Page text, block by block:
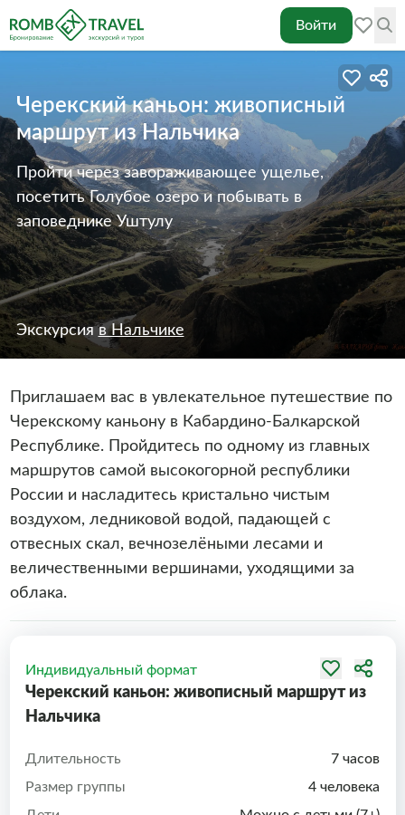
Войти
Черекский каньон: живописный
маршрут из Нальчика
Пройти через завораживающее ущелье,
посетить Голубое озеро и побывать в
заповеднике Уштулу
Экскурсияв Нальчике
Приглашаем вас в увлекательное путешествие по
Черекскому каньону в Кабардино-Балкарской
Республике. Пройдитесь по одному из главных
маршрутов самой высокогорной республики
России и насладитесь кристально чистым
воздухом, ледниковой водой, падающей с
отвесных скал, вечнозелёными лесами и
величественными вершинами, уходящими за
облака.
Индивидуальный формат
Черекский каньон: живописный маршрут из
Нальчика
Длительность
7 часов
Размер группы
4 человека